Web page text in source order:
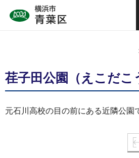
荏子田公園（えこだこ
元石川高校の目の前にある近隣公園